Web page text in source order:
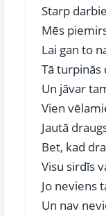
Starp
Mēs
Lai gan to
Tā turpinās
Un jāvar
Vien
Jautā
Bet, kad
Visu sirdīs
Jo neviens
Un nav